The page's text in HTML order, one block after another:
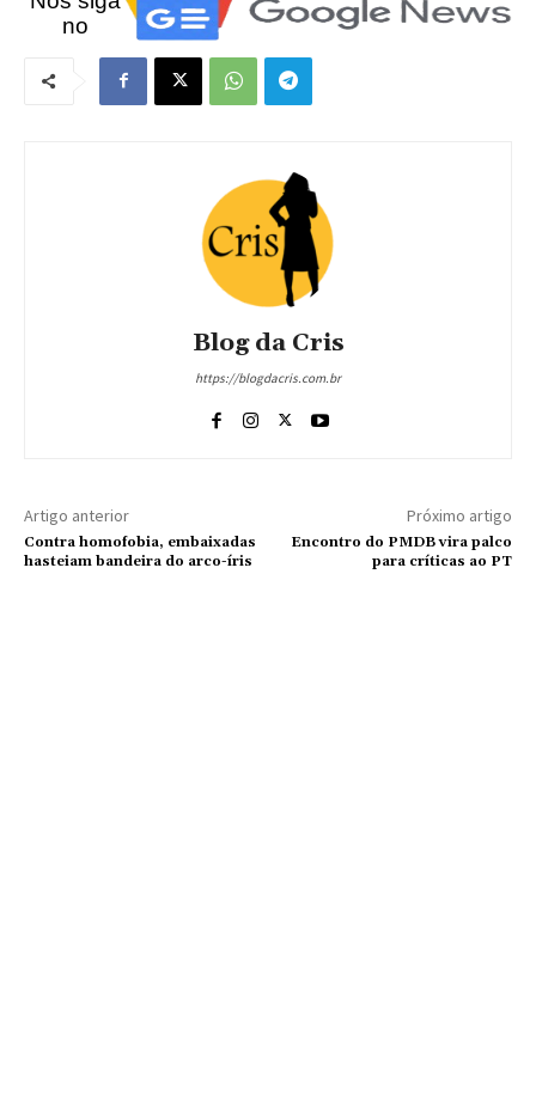
no
Blog da Cris
https://blogdacris.com.br
Artigo anterior
Contra homofobia, embaixadas
hasteiam bandeira do arco-íris
Próximo artigo
Encontro do PMDB vira palco
para críticas ao PT